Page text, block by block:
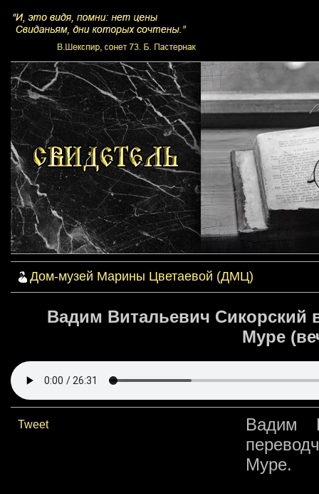
Дом-музей Марины Цветаевой (ДМЦ)
Вадим Витальевич
Муре
Tweet
Вадим
Муре.